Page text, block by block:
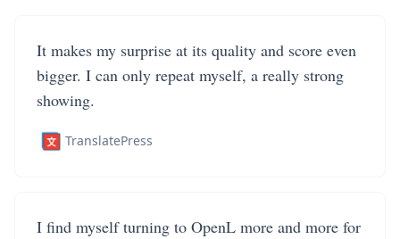
It makes my surprise at its quality and score even
bigger. I can only repeat myself, a really strong
showing.
TranslatePress
I find myself turning to OpenL more and more for